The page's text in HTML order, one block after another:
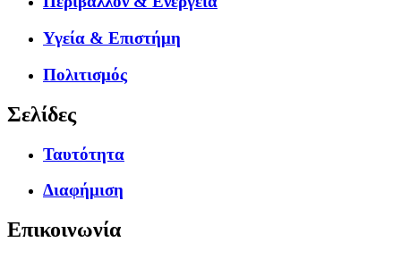
Υγεία & Επιστήμη
Πολιτισμός
Σελίδες
Ταυτότητα
Διαφήμιση
Επικοινωνία